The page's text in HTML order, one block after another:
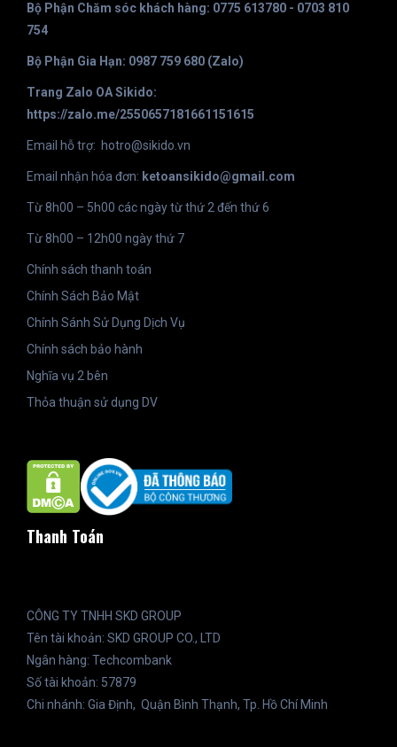
Bộ Phận Chăm sóc khách hàng: 0775 613780 - 0703 810
754
Bộ Phận Gia Hạn: 0987 759 680 (Zalo)
Trang Zalo OA Sikido:
https://zalo.me/2550657181661151615
Email hỗ trợ: hotro@sikido.vn
Email nhận hóa đơn: ketoansikido@gmail.com
Từ 8h00 – 5h00 các ngày từ thứ 2 đến thứ 6
Từ 8h00 – 12h00 ngày thứ 7
Chính sách thanh toán
Chính Sách Bảo Mật
Chính Sánh Sử Dụng Dịch Vụ
Chính sách bảo hành
Nghĩa vụ 2 bên
Thỏa thuận sử dụng DV
Thanh Toán
CÔNG TY TNHH SKD GROUP
Tên tài khoản: SKD GROUP CO., LTD
Ngân hàng: Techcombank
Số tài khoản: 57879
Chi nhánh: Gia Định, Quận Bình Thạnh, Tp. Hồ Chí Minh